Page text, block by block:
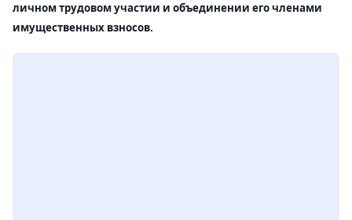
личном трудовом участии и объединении его членами
имущественных взносов.